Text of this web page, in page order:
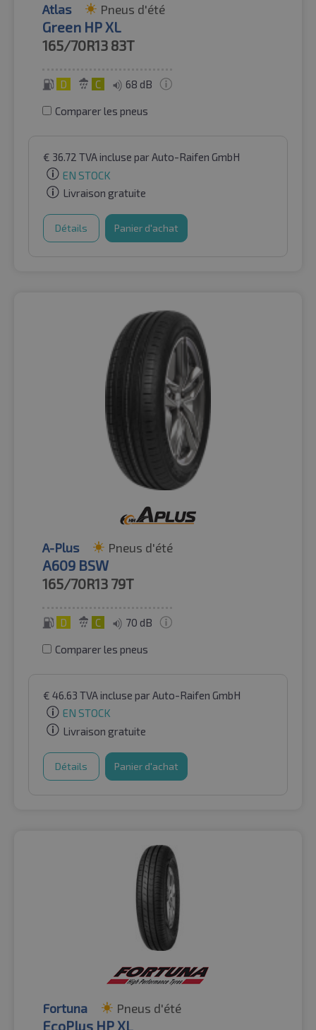
Atlas Pneus d'été
Green HP XL
165/70R13 83T
D C 68 dB
Comparer les pneus
€ 36.72 TVA incluse par Auto-Raifen GmbH
EN STOCK
Livraison gratuite
Détails Panier d'achat
A-Plus Pneus d'été
A609 BSW
165/70R13 79T
D C 70 dB
Comparer les pneus
€ 46.63 TVA incluse par Auto-Raifen GmbH
EN STOCK
Livraison gratuite
Détails Panier d'achat
Fortuna Pneus d'été
EcoPlus HP XL